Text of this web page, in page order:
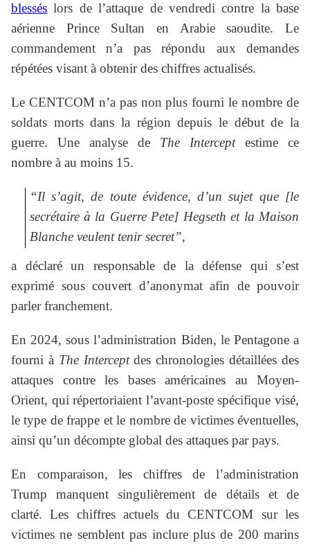
blessés lors de l’attaque de vendredi contre la base
aérienne Prince Sultan en Arabie saoudite. Le
commandement n’a pas répondu aux demandes
répétées visant à obtenir des chiffres actualisés.
Le CENTCOM n’a pas non plus fourni le nombre de
soldats morts dans la région depuis le début de la
guerre. Une analyse de The Interceptestime ce
nombre à au moins 15.
“Il s’agit, de toute évidence, d’un sujet que [le
secrétaire à la Guerre Pete] Hegseth et la Maison
Blanche veulent tenir secret”,
a déclaré un responsable de la défense qui s’est
exprimé sous couvert d’anonymat afin de pouvoir
parler franchement.
En 2024, sous l’administration Biden, le Pentagone a
fourni à The Interceptdes chronologies détaillées des
attaques contre les bases américaines au Moyen-
Orient, qui répertoriaient l’avant-poste spécifique visé,
le type de frappe et le nombre de victimes éventuelles,
ainsi qu’un décompte global des attaques par pays.
En comparaison, les chiffres de l’administration
Trump manquent singulièrement de détails et de
clarté. Les chiffres actuels du CENTCOM sur les
victimes ne semblent pas inclure plus de 200 marins